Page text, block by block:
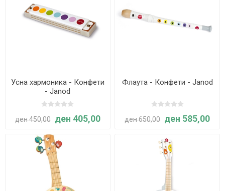
Усна хармоника - Конфети
- Janod
ден 450,00 ден 405,00
Флаута - Конфети - Janod
ден 650,00 ден 585,00